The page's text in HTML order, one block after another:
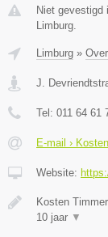
Niet gevestigd
Limburg.
Limburg »
J.
Tel: 011 64 61
E-mail ›
Website:
Kosten
10 jaar ▼